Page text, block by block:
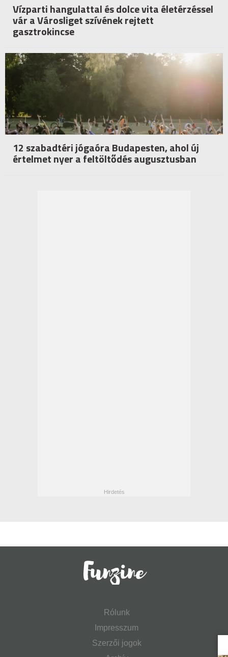
Vízparti hangulattal és dolce vita életérzéssel
vár a Városliget szívének rejtett
gasztrokincse
12 szabadtéri jógaóra Budapesten, ahol új
értelmet nyer a feltöltődés augusztusban
Rólunk
Impresszum
Szerzői jogok